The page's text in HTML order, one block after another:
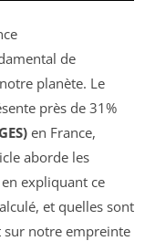
de
planète. Le
près de 31%
en France,
aborde les
expliquant ce
et quelles sont
sur notre empreinte